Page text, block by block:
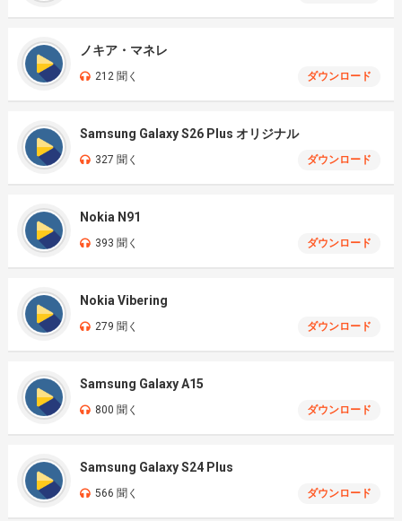
ノキア・マネレ
212 聞く ダウンロード
Samsung Galaxy S26 Plus オリジナル
327 聞く ダウンロード
Nokia N91
393 聞く ダウンロード
Nokia Vibering
279 聞く ダウンロード
Samsung Galaxy A15
800 聞く ダウンロード
Samsung Galaxy S24 Plus
566 聞く ダウンロード